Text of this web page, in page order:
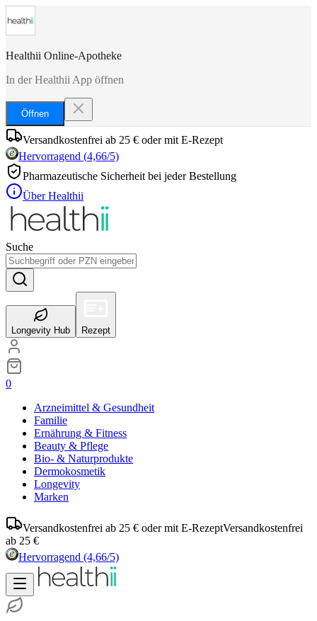
Healthii Online-Apotheke
In der Healthii App öffnen
Öffnen
Versandkostenfrei ab 25 € oder mit E-Rezept
Hervorragend (4,66/5)
Pharmazeutische Sicherheit bei jeder Bestellung
Über Healthii
Suche
Longevity Hub Rezept
0
Arzneimittel & Gesundheit
Familie
Ernährung & Fitness
Beauty & Pflege
Bio- & Naturprodukte
Dermokosmetik
Longevity
Marken
Versandkostenfrei ab 25 € oder mit E-RezeptVersandkostenfrei
ab 25 €
Hervorragend (4,66/5)